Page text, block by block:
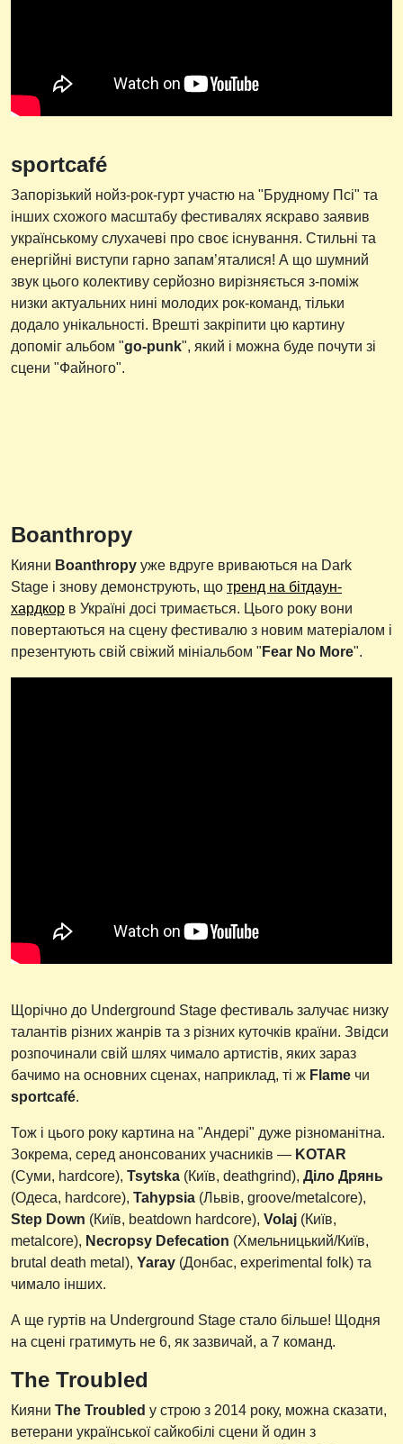
sportcafé
Запорізький нойз-рок-гурт участю на "Брудному Псі" та
інших схожого масштабу фестивалях яскраво заявив
українському слухачеві про своє існування. Стильні та
енергійні виступи гарно запам’яталися! А що шумний
звук цього колективу серйозно вирізняється з-поміж
низки актуальних нині молодих рок-команд, тільки
додало унікальності. Врешті закріпити цю картину
допоміг альбом "go-punk", який і можна буде почути зі
сцени "Файного".
Boanthropy
Кияни Boanthropy уже вдруге вриваються на Dark
Stage і знову демонструють, що тренд на бітдаун-
хардкор в Україні досі тримається. Цього року вони
повертаються на сцену фестивалю з новим матеріалом і
презентують свій свіжий мініальбом " Fear No More".
Щорічно до Underground Stage фестиваль залучає низку
талантів різних жанрів та з різних куточків країни. Звідси
розпочинали свій шлях чимало артистів, яких зараз
бачимо на основних сценах, наприклад, ті ж Flame чи
sportcafé.
Тож і цього року картина на "Андері" дуже різноманітна.
Зокрема, серед анонсованих учасників — KOTAR
(Суми, hardcore), Tsytska (Київ, deathgrind), Діло Дрянь
(Одеса, hardcore), Tahypsia (Львів, groove/metalcore),
Step Down (Київ, beatdown hardcore), Volaj (Київ,
metalcore), Necropsy Defecation (Хмельницький/Київ,
brutal death metal), Yaray (Донбас, experimental folk) та
чимало інших.
А ще гуртів на Underground Stage стало більше! Щодня
на сцені гратимуть не 6, як зазвичай, а 7 команд.
The Troubled
Кияни The Troubled у строю з 2014 року, можна сказати,
ветерани української сайкобілі сцени й один з